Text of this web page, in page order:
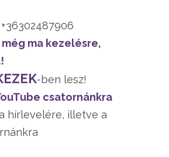
ma kezelésre,
-ben lesz!
csatornánkra
hírlevelére, illetve a